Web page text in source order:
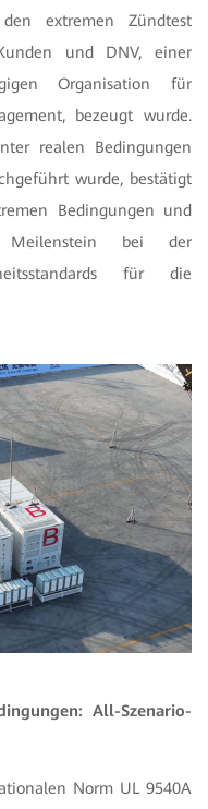
extremen Zündtest
und DNV, einer
Organisation für
bezeugt wurde.
realen Bedingungen
wurde, bestätigt
Bedingungen und
Meilenstein bei der
für die
All-Szenario-
Norm UL 9540A